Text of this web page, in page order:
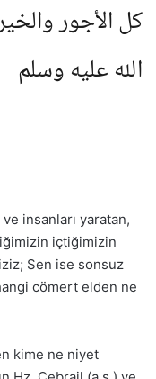
كل الأجور
الله عليه وسلم
insanları yaratan,
içtiğimizin
Sen ise sonsuz
cömert elden ne
kime ne niyet